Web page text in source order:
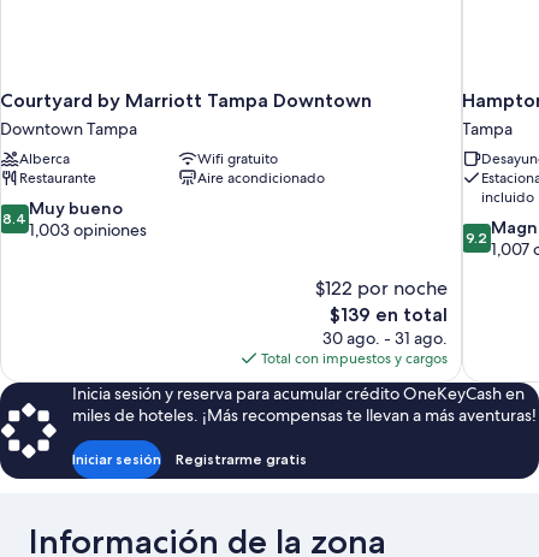
Courtyard by Marriott Tampa Downtown
Downtown Tampa
Alberca
Wifi gratuito
Restaurante
Aire acondicionado
8.4
de
8.4 Muy bueno
1,003 opiniones
$122 por noche
El
precio
actual
es
de
$139
$139 en total
30 ago. - 31 ago.
Total con impuestos y cargos
Tampa
incluido
9.2
de
9.2
1,007
Inicia sesión y reserva para acumular crédito OneKeyCash en
miles de hoteles. ¡Más recompensas te llevan a más aventuras!
Iniciar sesión Registrarme gratis
Información de la zona